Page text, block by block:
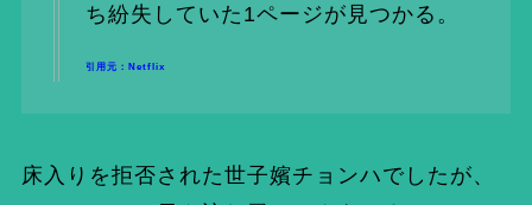
ち紛失していた1ページが見つかる。
引用元： Netflix
床入りを拒否された世子嬪チョンハでしたが、